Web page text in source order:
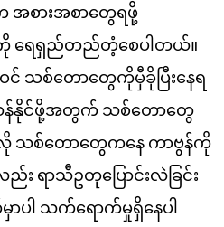
အစားအစာတွေရဖို့
ကို ရေရှည်တည်တံ့စေပါတယ်။
င် သစ်တောတွေကိုမှီခိုပြီးနေရ
နိုင်ဖို့အတွက် သစ်တောတွေ
လို သစ်တောတွေကနေ ကာဗွန်ကို
း ရာသီဥတုပြောင်းလဲခြင်း
ပါ သက်ရောက်မှုရှိနေပါ